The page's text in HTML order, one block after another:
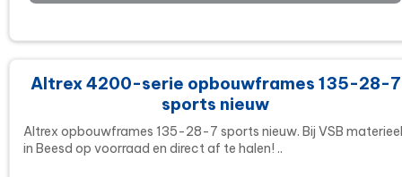
Altrex 4200-serie opbouwframes 135-28-7
sports nieuw
Altrex opbouwframes 135-28-7 sports nieuw. Bij VSB materieel
in Beesd op voorraad en direct af te halen! ..